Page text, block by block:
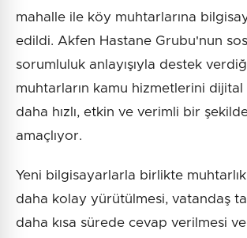
mahalle ile köy muhtarlarına
edildi. Akfen Hastane Grubu'nun
sorumluluk anlayışıyla destek
muhtarların kamu hizmetlerini
daha hızlı, etkin ve verimli bir şekilde
amaçlıyor.
Yeni bilgisayarlarla birlikte
daha kolay yürütülmesi, vatandaş
daha kısa sürede cevap verilmesi